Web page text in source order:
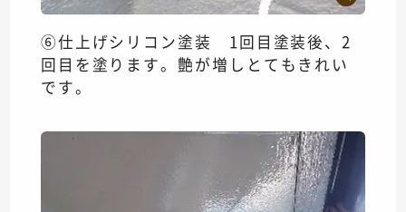
⑥仕上げシリコン塗装 1回目塗装後、2
回目を塗ります。艶が増しとてもきれい
です。